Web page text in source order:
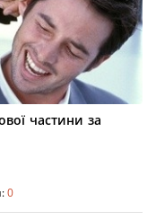
частини за
0